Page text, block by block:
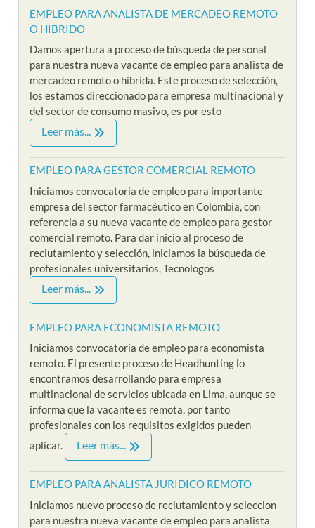
EMPLEO PARA ANALISTA DE MERCADEO REMOTO
O HIBRIDO
Damos apertura a proceso de búsqueda de personal
para nuestra nueva vacante de empleo para analista de
mercadeo remoto o hibrida. Este proceso de selección,
los estamos direccionado para empresa multinacional y
del sector de consumo masivo, es por esto
Leer más...
EMPLEO PARA GESTOR COMERCIAL REMOTO
Iniciamos convocatoria de empleo para importante
empresa del sector farmacéutico en Colombia, con
referencia a su nueva vacante de empleo para gestor
comercial remoto. Para dar inicio al proceso de
reclutamiento y selección, iniciamos la búsqueda de
profesionales universitarios, Tecnologos
Leer más...
EMPLEO PARA ECONOMISTA REMOTO
Iniciamos convocatoria de empleo para economista
remoto. El presente proceso de Headhunting lo
encontramos desarrollando para empresa
multinacional de servicios ubicada en Lima, aunque se
informa que la vacante es remota, por tanto
profesionales con los requisitos exigidos pueden
aplicar.
Leer más...
EMPLEO PARA ANALISTA JURIDICO REMOTO
Iniciamos nuevo proceso de reclutamiento y seleccion
para nuestra nueva vacante de empleo para analista